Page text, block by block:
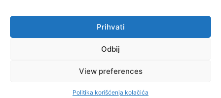
Prihvati
Odbij
View preferences
Politika korišćenja kolačića
Politika privatnosti
Impresum
© 2024 misbih. All Rights Reserved.